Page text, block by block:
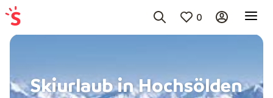
0
Skiurlaub in Hochsölden